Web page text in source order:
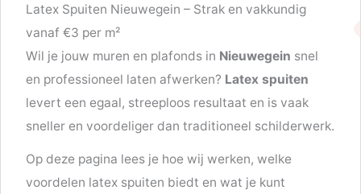
Latex Spuiten Nieuwegein – Strak en vakkundig
vanaf €3 per m²
Wil je jouw muren en plafonds in Nieuwegein snel
en professioneel laten afwerken? Latex spuiten
levert een egaal, streeploos resultaat en is vaak
sneller en voordeliger dan traditioneel schilderwerk.
Op deze pagina lees je hoe wij werken, welke
voordelen latex spuiten biedt en wat je kunt